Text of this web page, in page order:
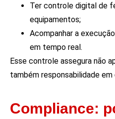
Ter controle digital de
equipamentos;
Acompanhar a
em tempo real.
Esse controle assegura não
também responsabilidade
Compliance: